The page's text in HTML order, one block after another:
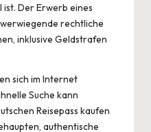
ist. Der Erwerb eines
rechtliche
inklusive Geldstrafen
sich im Internet
Suche kann
Reisepass kaufen
authentische